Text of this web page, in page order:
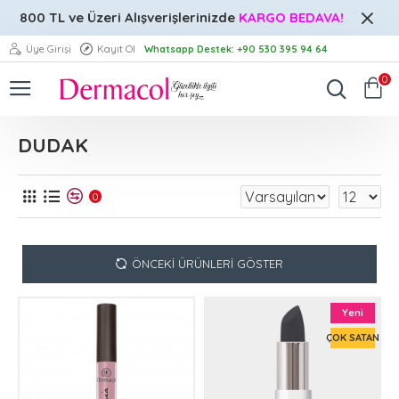
800 TL ve Üzeri Alışverişlerinizde KARGO BEDAVA!
Üye Girişi Kayıt Ol Whatsapp Destek: +90 530 395 94 64
0
DUDAK
0
ÖNCEKI ÜRÜNLERI GÖSTER
Yeni
ÇOK SATAN